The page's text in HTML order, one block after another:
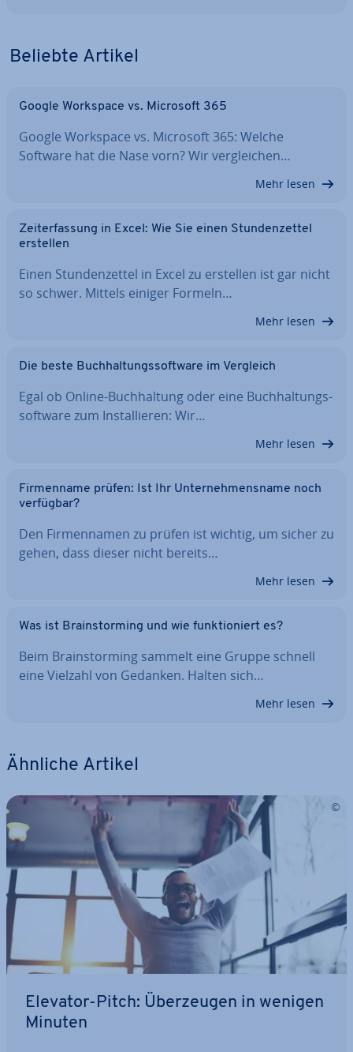
Beliebte Artikel
Google Workspace vs. Microsoft 365
Google Workspace vs. Microsoft 365: Welche
Software hat die Nase vorn? Wir ver­glei­chen…
Mehr lesen
Zeit­er­fas­sung in Excel: Wie Sie einen Stun­den­zet­tel
erstellen
Einen Stun­den­zet­tel in Excel zu erstellen ist gar nicht
so schwer. Mittels einiger Formeln…
Mehr lesen
Die beste Buch­hal­tungs­soft­ware im Vergleich
Egal ob Online-Buch­hal­tung oder eine Buch­hal­tungs­
soft­ware zum In­stal­lie­ren: Wir…
Mehr lesen
Fir­men­na­me prüfen: Ist Ihr Un­ter­neh­mens­na­me noch
verfügbar?
Den Fir­men­na­men zu prüfen ist wichtig, um sicher zu
gehen, dass dieser nicht bereits…
Mehr lesen
Was ist Brain­stor­ming und wie funk­tio­niert es?
Beim Brain­stor­ming sammelt eine Gruppe schnell
eine Vielzahl von Gedanken. Halten sich…
Mehr lesen
Ähnliche Artikel
Elevator-Pitch: Über­zeu­gen in wenigen
Minuten